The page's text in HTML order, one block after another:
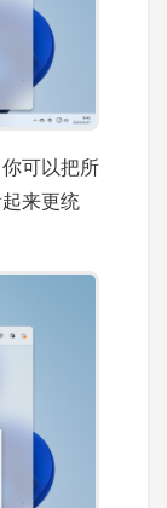
可以把所
来更统